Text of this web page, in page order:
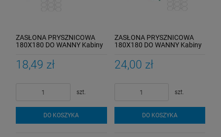
ZASŁONA PRYSZNICOWA
180X180 DO WANNY Kabiny
GRANAT
18,49 zł
szt.
DO KOSZYKA
ZASŁONA PRYSZNICOWA
180X180 DO WANNY Kabiny
MIĘTOWY
24,00 zł
szt.
DO KOSZYKA